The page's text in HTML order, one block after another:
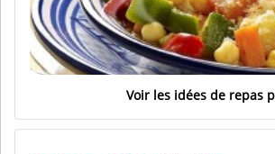
Voir les idées de repas